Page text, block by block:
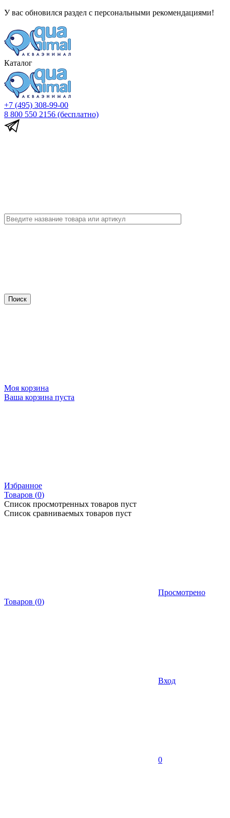
У вас обновился раздел с персональными рекомендациями!
Каталог
+7 (495) 308-99-00
8 800 550 2156 (бесплатно)
Моя корзина
Ваша корзина пуста
Избранное
Товаров (0)
Список просмотренных товаров пуст
Список сравниваемых товаров пуст
Просмотрено
Товаров (0)
Вход
0